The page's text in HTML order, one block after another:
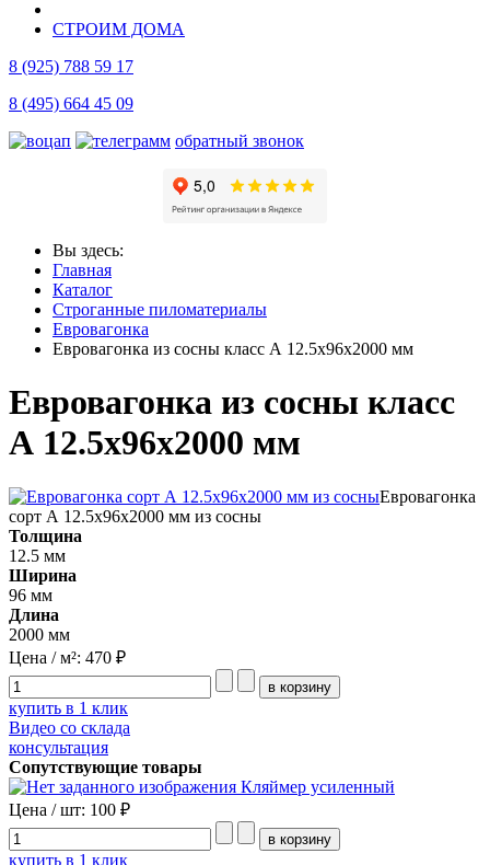
СТРОИМ ДОМА
8 (925) 788 59 17
8 (495) 664 45 09
обратный звонок
Вы здесь:
Главная
Каталог
Строганные пиломатериалы
Евровагонка
Евровагонка из сосны класс А 12.5x96x2000 мм
Евровагонка из сосны класс
А 12.5x96x2000 мм
Евровагонка
сорт А 12.5x96x2000 мм из сосны
Толщина
12.5 мм
Ширина
96 мм
Длина
2000 мм
Цена / м²: 470 ₽
купить в 1 клик
Видео со склада
консультация
Сопутствующие товары
Кляймер усиленный
Цена / шт: 100 ₽
купить в 1 клик